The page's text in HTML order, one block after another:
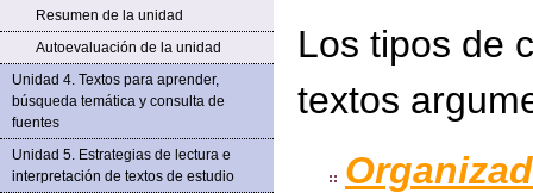
Resumen de la unidad
Autoevaluación de la unidad
Unidad 4. Textos para aprender,
búsqueda temática y consulta de
fuentes
Unidad 5. Estrategias de lectura e
interpretación de textos de estudio
Los tipos
textos